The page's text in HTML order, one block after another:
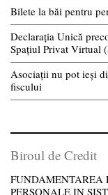
Bilete la băi pentru
Declarația Unică
Spațiul Privat Virtual
Asociații nu pot ieși
fiscului
Biroul de Credit
FUNDAMENTAREA
PERSONALE IN